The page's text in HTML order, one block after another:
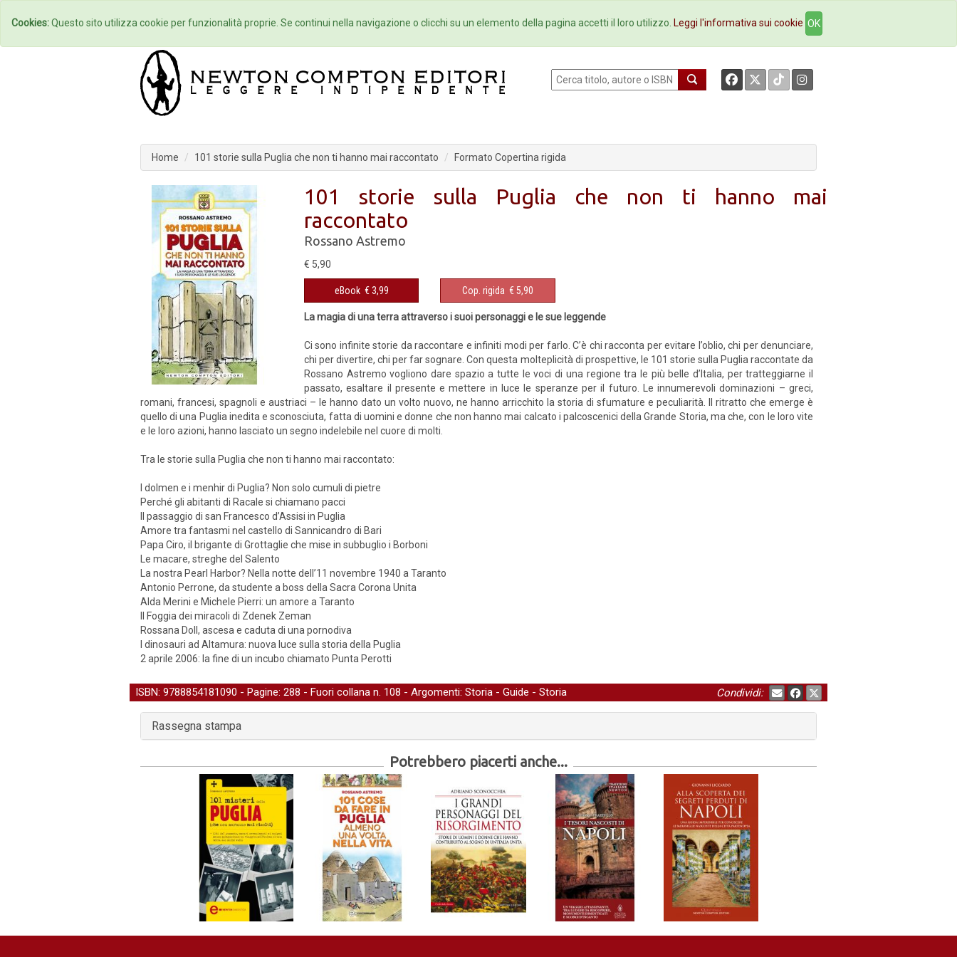
Home Autori Eventi Collane Newsletter Ebookstore Contatti
Home 101 storie sulla Puglia che non ti hanno mai raccontato Formato Copertina rigida
101 storie sulla Puglia che non ti hanno mai
raccontato
Rossano Astremo
€ 5,90
eBook € 3,99 Cop. rigida € 5,90
La magia di una terra attraverso i suoi personaggi e le sue leggende
Ci sono infinite storie da raccontare e infiniti modi per farlo. C’è chi racconta per evitare l’oblio, chi per denunciare,
chi per divertire, chi per far sognare. Con questa molteplicità di prospettive, le 101 storie sulla Puglia raccontate da
Rossano Astremo vogliono dare spazio a tutte le voci di una regione tra le più belle d’Italia, per tratteggiarne il
passato, esaltare il presente e mettere in luce le speranze per il futuro. Le innumerevoli dominazioni – greci,
romani, francesi, spagnoli e austriaci – le hanno dato un volto nuovo, ne hanno arricchito la storia di sfumature e peculiarità. Il ritratto che emerge è
quello di una Puglia inedita e sconosciuta, fatta di uomini e donne che non hanno mai calcato i palcoscenici della Grande Storia, ma che, con le loro vite
e le loro azioni, hanno lasciato un segno indelebile nel cuore di molti.
Tra le storie sulla Puglia che non ti hanno mai raccontato:
I dolmen e i menhir di Puglia? Non solo cumuli di pietre
Perché gli abitanti di Racale si chiamano pacci
Il passaggio di san Francesco d’Assisi in Puglia
Amore tra fantasmi nel castello di Sannicandro di Bari
Papa Ciro, il brigante di Grottaglie che mise in subbuglio i Borboni
Le macare, streghe del Salento
La nostra Pearl Harbor? Nella notte dell’11 novembre 1940 a Taranto
Antonio Perrone, da studente a boss della Sacra Corona Unita
Alda Merini e Michele Pierri: un amore a Taranto
Il Foggia dei miracoli di Zdenek Zeman
Rossana Doll, ascesa e caduta di una pornodiva
I dinosauri ad Altamura: nuova luce sulla storia della Puglia
2 aprile 2006: la fine di un incubo chiamato Punta Perotti
ISBN: 9788854181090 - Pagine: 288 - Fuori collana n. 108 - Argomenti: Storia - Guide - Storia Condividi:
Rassegna stampa
Potrebbero piacerti anche...
Cookies:Questo sito utilizza cookie per funzionalità proprie. Se continui nella navigazione o clicchi su un elemento della pagina accetti il loro utilizzo. Leggi l'informativa sui cookie OK